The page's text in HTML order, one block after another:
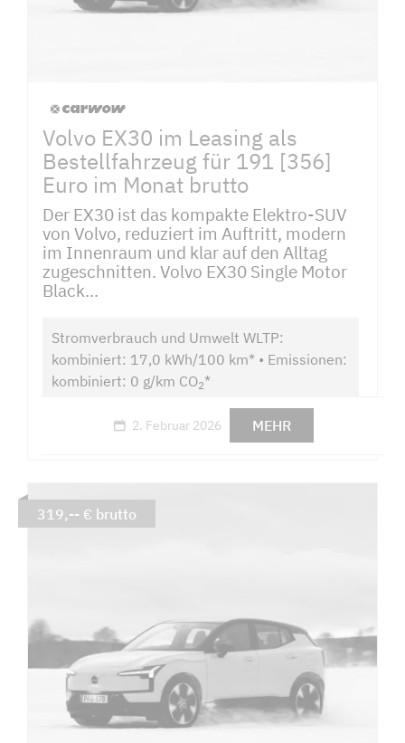
Volvo EX30 im Leasing als
Bestellfahrzeug für 191 [356]
Euro im Monat brutto
Der EX30 ist das kompakte Elektro-SUV
von Volvo, reduziert im Auftritt, modern
im Innenraum und klar auf den Alltag
zugeschnitten. Volvo EX30 Single Motor
Black...
Stromverbrauch und Umwelt WLTP:
kombiniert: 17,0 kWh/100 km* • Emissionen:
kombiniert: 0 g/km CO2*
2. Februar 2026 MEHR
319,-- € brutto